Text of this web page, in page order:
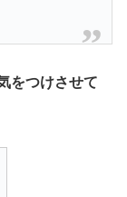
をつけさせて